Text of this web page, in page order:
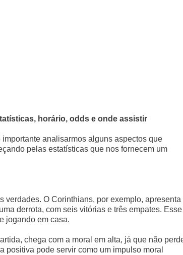
horário, odds e onde assistir
analisarmos alguns aspectos que
pelas estatísticas que nos fornecem um
verdades. O Corinthians, por exemplo, apresenta
derrota, com seis vitórias e três empates. Esse
jogando em casa.
chega com a moral em alta, já que não
positiva pode servir como um impulso moral